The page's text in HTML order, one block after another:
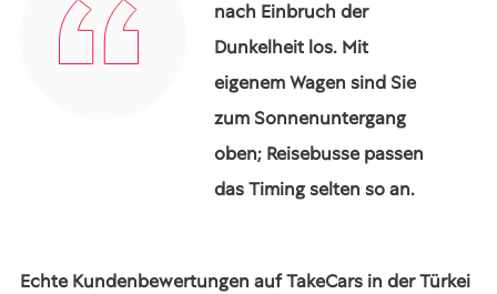
nach Einbruch der
Dunkelheit los. Mit
eigenem Wagen sind Sie
zum Sonnenuntergang
oben; Reisebusse passen
das Timing selten so an.
Echte Kundenbewertungen auf TakeCars in der Türkei